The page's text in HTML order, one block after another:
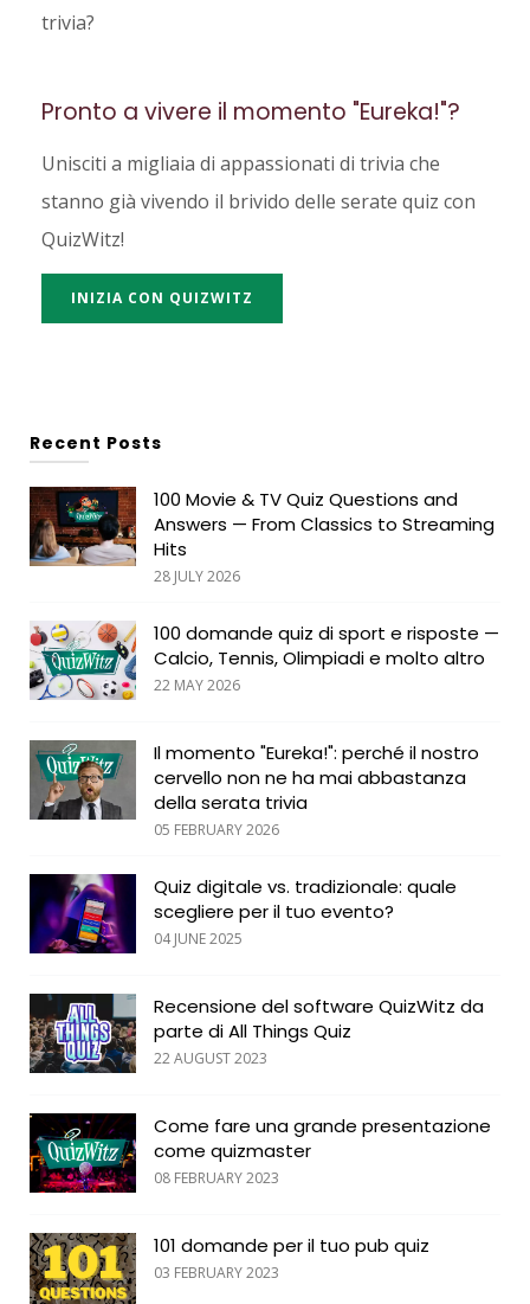
trivia?
Pronto a vivere il momento "Eureka!"?
Unisciti a migliaia di appassionati di trivia che
stanno già vivendo il brivido delle serate quiz con
QuizWitz!
INIZIA CON QUIZWITZ
Recent Posts
100 Movie & TV Quiz Questions and
Answers — From Classics to Streaming
Hits
28 JULY 2026
100 domande quiz di sport e risposte —
Calcio, Tennis, Olimpiadi e molto altro
22 MAY 2026
Il momento "Eureka!": perché il nostro
cervello non ne ha mai abbastanza
della serata trivia
05 FEBRUARY 2026
Quiz digitale vs. tradizionale: quale
scegliere per il tuo evento?
04 JUNE 2025
Recensione del software QuizWitz da
parte di All Things Quiz
22 AUGUST 2023
Come fare una grande presentazione
come quizmaster
08 FEBRUARY 2023
101 domande per il tuo pub quiz
03 FEBRUARY 2023